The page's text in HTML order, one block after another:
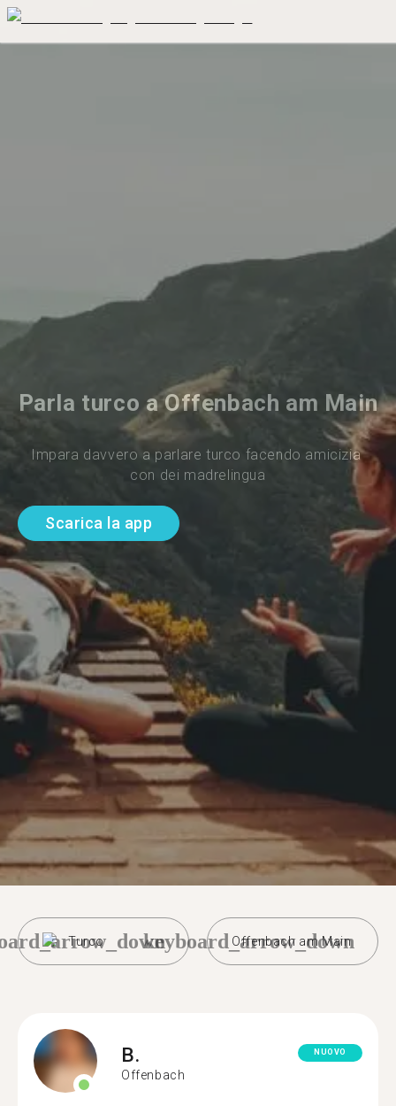
Parla turco a Offenbach am Main
Impara davvero a parlare turco facendo amicizia
con dei madrelingua
Scarica la app
Turco Offenbach am Main
keyboard_arrow_down
B.
Offenbach
NUOVO